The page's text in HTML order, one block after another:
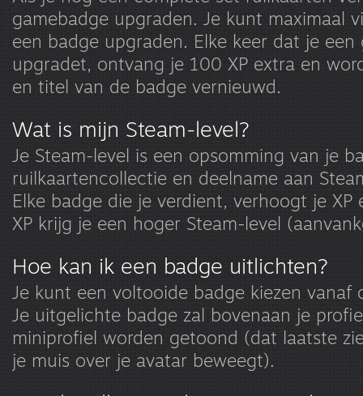
gamebadge upgraden. Je kunt maximaal
een badge upgraden. Elke keer dat je een
upgradet, ontvang je 100 XP extra en
en titel van de badge vernieuwd.
Wat is mijn Steam-level?
Je Steam-level is een opsomming van je
ruilkaartencollectie en deelname aan
Elke badge die je verdient, verhoogt je XP
XP krijg je een hoger Steam-level
Hoe kan ik een badge uitlichten?
Je kunt een voltooide badge kiezen vanaf
Je uitgelichte badge zal bovenaan je
miniprofiel worden getoond (dat laatste
je muis over je avatar beweegt).